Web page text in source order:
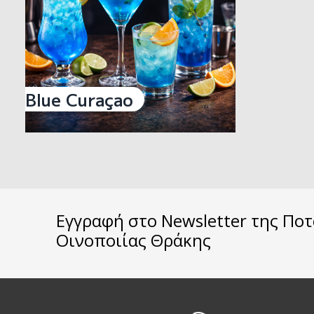
Blue Curaçao
Εγγραφή στο Newsletter της
Οινοποιίας Θράκης